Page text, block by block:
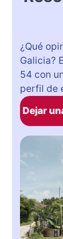
¿Qué
Galicia?
54 con
perfil de
Dejar